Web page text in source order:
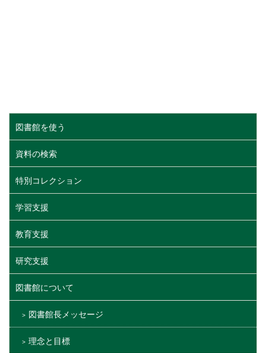
図書館を使う
資料の検索
特別コレクション
学習支援
教育支援
研究支援
図書館について
図書館長メッセージ
理念と目標